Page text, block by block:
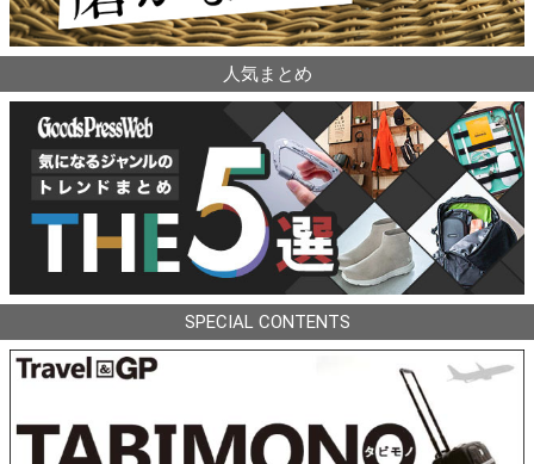
人気まとめ
SPECIAL CONTENTS